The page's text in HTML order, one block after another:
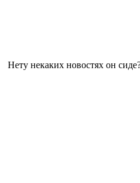
Нету некаких новостях он